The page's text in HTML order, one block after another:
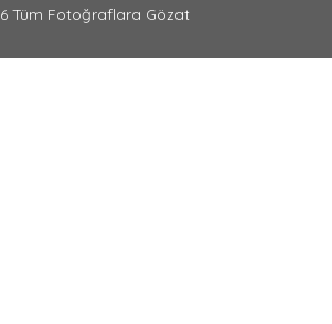
6 Tüm Fotoğraflara Gözat